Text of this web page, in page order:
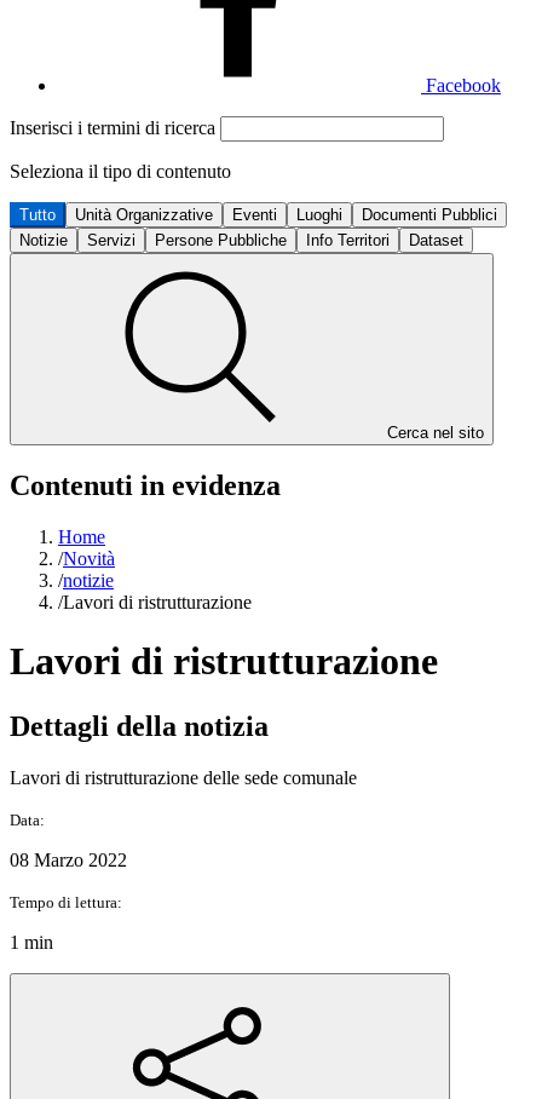
Facebook
Inserisci i termini di ricerca
Seleziona il tipo di contenuto
Tutto Unità Organizzative Eventi Luoghi
Documenti Pubblici
Notizie
Servizi Persone Pubbliche Info Territori Dataset
Cerca nel sito
Contenuti in evidenza
Home
/Novità
/notizie
/Lavori di ristrutturazione
Lavori di ristrutturazione
Dettagli della notizia
Lavori di ristrutturazione delle sede comunale
Data:
08 Marzo 2022
Tempo di lettura:
1 min